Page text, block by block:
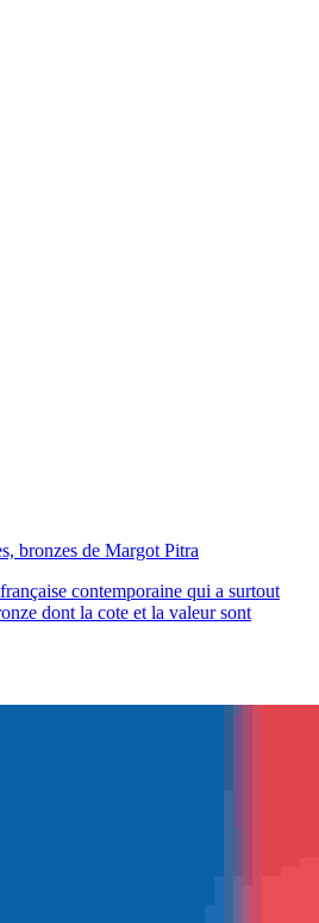
bronzes de Margot Pitra
contemporaine qui a surtout
dont la cote et la valeur sont